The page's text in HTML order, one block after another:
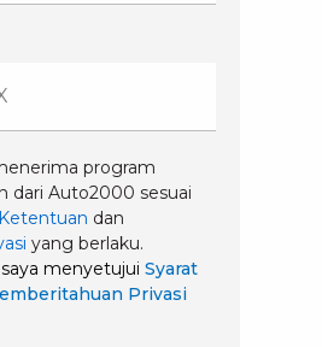
program
dari Auto2000 sesuai
dan
yang berlaku.
menyetujui Syarat
Privasi